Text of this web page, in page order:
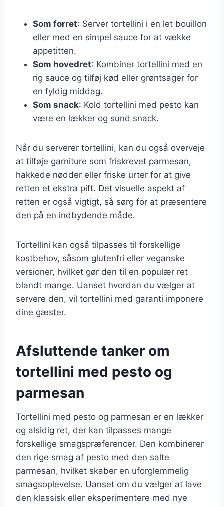
Som forret: Server tortellini i en let bouillon
eller med en simpel sauce for at vække
appetitten.
Som hovedret: Kombiner tortellini med en
rig sauce og tilføj kød eller grøntsager for
en fyldig middag.
Som snack: Kold tortellini med pesto kan
være en lækker og sund snack.
Når du serverer tortellini, kan du også overveje
at tilføje garniture som friskrevet parmesan,
hakkede nødder eller friske urter for at give
retten et ekstra pift. Det visuelle aspekt af
retten er også vigtigt, så sørg for at præsentere
den på en indbydende måde.
Tortellini kan også tilpasses til forskellige
kostbehov, såsom glutenfri eller veganske
versioner, hvilket gør den til en populær ret
blandt mange. Uanset hvordan du vælger at
servere den, vil tortellini med garanti imponere
dine gæster.
Afsluttende tanker om
tortellini med pesto og
parmesan
Tortellini med pesto og parmesan er en lækker
og alsidig ret, der kan tilpasses mange
forskellige smagspræferencer. Den kombinerer
den rige smag af pesto med den salte
parmesan, hvilket skaber en uforglemmelig
smagsoplevelse. Uanset om du vælger at lave
den klassisk eller eksperimentere med nye